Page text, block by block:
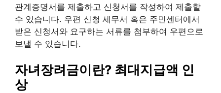
관계증명서를 제출하고 신청서를 작성하여 제출할
수 있습니다. 우편 신청 세무서 혹은 주민센터에서
받은 신청서와 요구하는 서류를 첨부하여 우편으로
보낼 수 있습니다.
자녀장려금이란? 최대지급액 인
상